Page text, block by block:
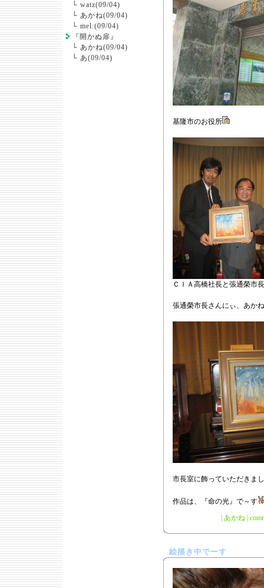
└ watz(09/04)
└ あかね(09/04)
└ mel:(09/04)
『開かぬ扉』
└ あかね(09/04)
└ あ(09/04)
基隆市のお役所
ＣＩＡ高橋社長と張通榮市長
張通榮市長さんにぃ、あか
市長室に飾っていただきま
作品は、『命の光』で～す
あかね|
絵描き中でーす